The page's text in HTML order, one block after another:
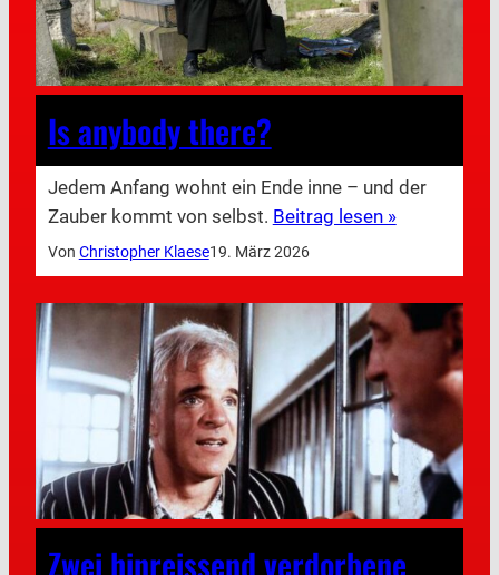
Is anybody there?
Jedem Anfang wohnt ein Ende inne – und der
Zauber kommt von selbst. Beitrag lesen »
Von Christopher Klaese19. März 2026
Zwei hinreissend verdorbene